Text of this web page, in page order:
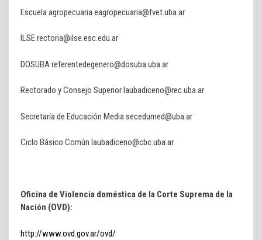
Escuela agropecuaria eagropecuaria@fvet.uba.ar
ILSE rectoria@ilse.esc.edu.ar
DOSUBA referentedegenero@dosuba.uba.ar
Rectorado y Consejo Superior laubadiceno@rec.uba.ar
Secretaría de Educación Media secedumed@uba.ar
Ciclo Básico Común laubadiceno@cbc.uba.ar
Oficina de Violencia doméstica de la Corte Suprema de la
Nación (OVD):
http://www.ovd.gov.ar/ovd/